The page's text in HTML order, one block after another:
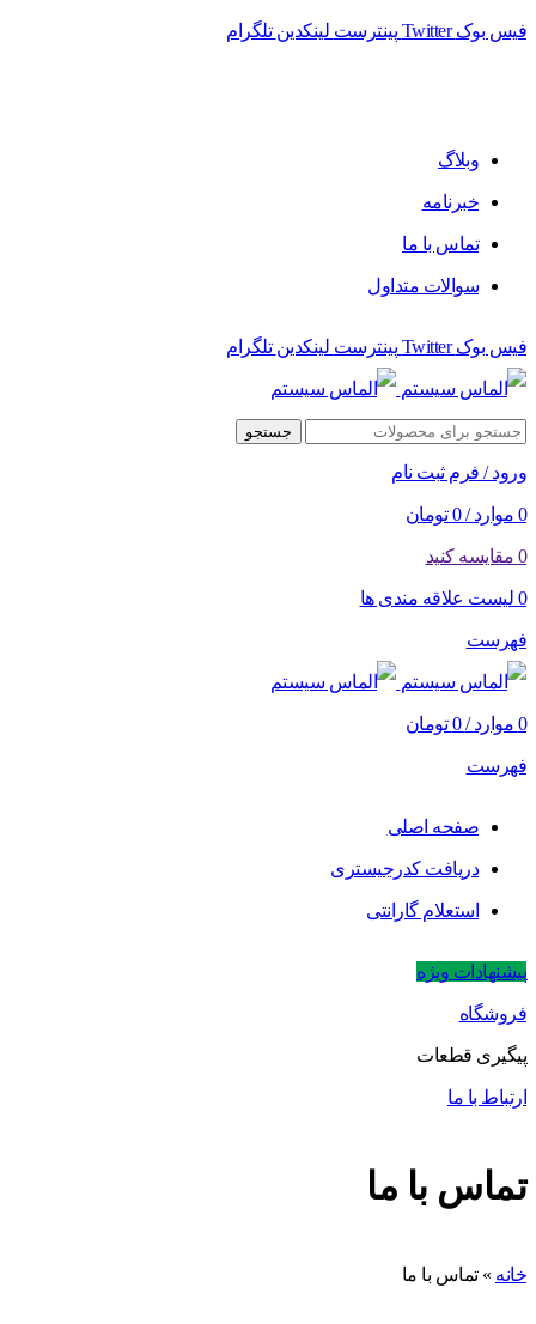
فیس بوک Twitter پینترست لینکدین تلگرام
وبلاگ
خبرنامه
تماس با ما
سوالات متداول
فیس بوک Twitter پینترست لینکدین تلگرام
جستجو
ورود / فرم ثبت نام
0 موارد /
0 تومان
0 مقایسه کنید
0 لیست علاقه مندی ها
فهرست
0 موارد /
0 تومان
فهرست
صفحه اصلی
دریافت کدرجیستری
استعلام گارانتی
پیشنهادات ویژه
فروشگاه
پیگیری قطعات
ارتباط با ما
تماس با ما
خانه »تماس با ما